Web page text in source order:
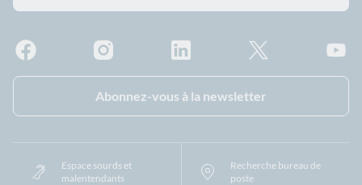
Abonnez-vous à la newsletter
Espace sourds et
malentendants
Recherche bureau de
poste